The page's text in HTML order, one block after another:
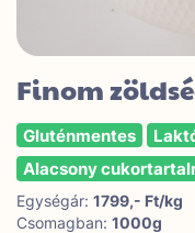
Finom
Gluténmentes
Alacsony
Egységár: 1799,- Ft/kg
Csomagban: 1000g